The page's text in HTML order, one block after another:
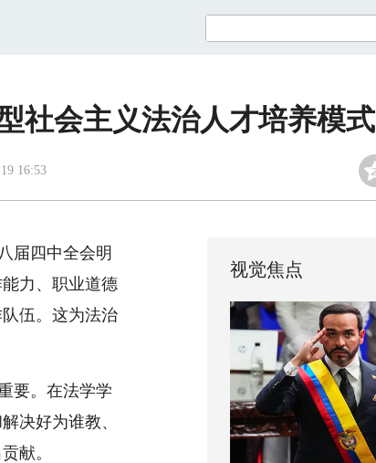
社会主义法治人才培养模式
16:53
届四中全会明
力、职业道德
伍。这为法治
要。在法学学
决好为谁教、
献。
视觉焦点